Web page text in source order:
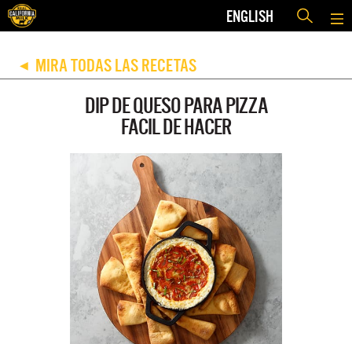
ENGLISH
◀ MIRA TODAS LAS RECETAS
DIP DE QUESO PARA PIZZA
FACIL DE HACER